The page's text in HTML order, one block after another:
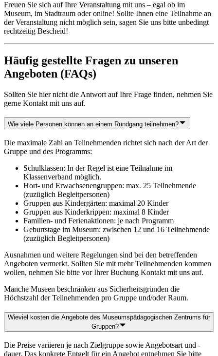
Freuen Sie sich auf Ihre Veranstaltung mit uns – egal ob im
Museum, im Stadtraum oder online! Sollte Ihnen eine Teilnahme an
der Veranstaltung nicht möglich sein, sagen Sie uns bitte unbedingt
rechtzeitig Bescheid!
Häufig gestellte Fragen zu unseren
Angeboten (FAQs)
Sollten Sie hier nicht die Antwort auf Ihre Frage finden, nehmen Sie
gerne Kontakt mit uns auf.
Wie viele Personen können an einem Rundgang teilnehmen?
Die maximale Zahl an Teilnehmenden richtet sich nach der Art der
Gruppe und des Programms:
Schulklassen: In der Regel ist eine Teilnahme im
Klassenverband möglich.
Hort- und Erwachsenengruppen: max. 25 Teilnehmende
(zuzüglich Begleitpersonen)
Gruppen aus Kindergärten: maximal 20 Kinder
Gruppen aus Kinderkrippen: maximal 8 Kinder
Familien- und Ferienaktionen: je nach Programm
Geburtstage im Museum: zwischen 12 und 16 Teilnehmende
(zuzüglich Begleitpersonen)
Ausnahmen und weitere Regelungen sind bei den betreffenden
Angeboten vermerkt. Sollten Sie mit mehr Teilnehmenden kommen
wollen, nehmen Sie bitte vor Ihrer Buchung Kontakt mit uns auf.
Manche Museen beschränken aus Sicherheitsgründen die
Höchstzahl der Teilnehmenden pro Gruppe und/oder Raum.
Wieviel kosten die Angebote des Museumspädagogischen Zentrums für
Gruppen?
Die Preise variieren je nach Zielgruppe sowie Angebotsart und -
dauer. Das konkrete Entgelt für ein Angebot entnehmen Sie bitte